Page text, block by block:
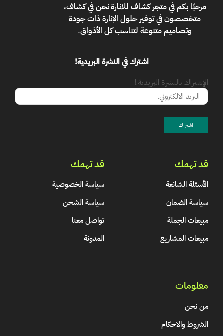
مرحبًا بكم فيمتجر كشاف للانارةنحن في كشاف،
متخصصون في توفير حلول الإنارة ذات جودة
وتصاميم متنوعة لتناسب كل الأذواق.
اشترك في النشرة البريدية!
الإشتراك بالنشرة البريدية.!
قد تهمك
الأسئلة الشائعة
سياسة الضمان
مبيعات الجملة
مبيعات المشاريع
قد تهمك
سياسة الخصوصية
سياسة الشحن
تواصل معنا
المدونة
معلومات
من نحن
الشروط والاحكام